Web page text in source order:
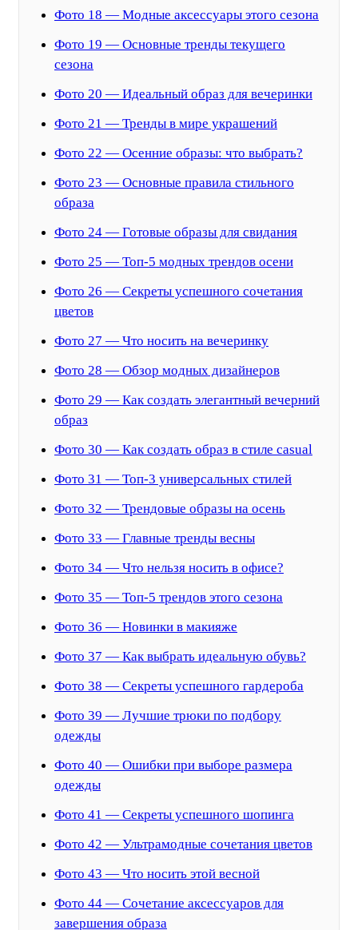
Фото 18 — Модные аксессуары этого сезона
Фото 19 — Основные тренды текущего
сезона
Фото 20 — Идеальный образ для вечеринки
Фото 21 — Тренды в мире украшений
Фото 22 — Осенние образы: что выбрать?
Фото 23 — Основные правила стильного
образа
Фото 24 — Готовые образы для свидания
Фото 25 — Топ-5 модных трендов осени
Фото 26 — Секреты успешного сочетания
цветов
Фото 27 — Что носить на вечеринку
Фото 28 — Обзор модных дизайнеров
Фото 29 — Как создать элегантный вечерний
образ
Фото 30 — Как создать образ в стиле casual
Фото 31 — Топ-3 универсальных стилей
Фото 32 — Трендовые образы на осень
Фото 33 — Главные тренды весны
Фото 34 — Что нельзя носить в офисе?
Фото 35 — Топ-5 трендов этого сезона
Фото 36 — Новинки в макияже
Фото 37 — Как выбрать идеальную обувь?
Фото 38 — Секреты успешного гардероба
Фото 39 — Лучшие трюки по подбору
одежды
Фото 40 — Ошибки при выборе размера
одежды
Фото 41 — Секреты успешного шопинга
Фото 42 — Ультрамодные сочетания цветов
Фото 43 — Что носить этой весной
Фото 44 — Сочетание аксессуаров для
завершения образа